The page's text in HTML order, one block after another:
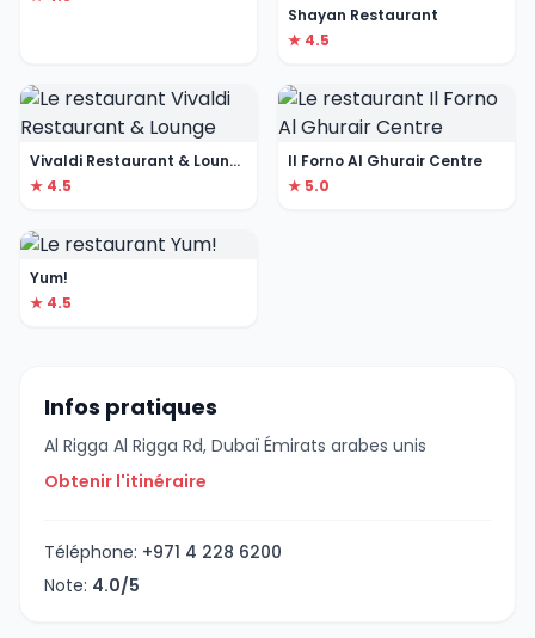
Shayan Restaurant
★ 4.5
Vivaldi Restaurant & Lounge
★ 4.5
Il Forno Al Ghurair Centre
★ 5.0
Yum!
★ 4.5
Infos pratiques
Al Rigga Al Rigga Rd, Dubaï Émirats arabes unis
Obtenir l'itinéraire
Téléphone: +971 4 228 6200
Note: 4.0/5